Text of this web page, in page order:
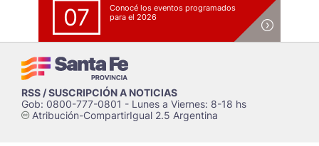
07
Conocé los eventos programados
para el 2026
RSS / SUSCRIPCIÓN A NOTICIAS
Gob: 0800-777-0801 - Lunes a Viernes: 8-18 hs
cAtribución-CompartirIgual 2.5 Argentina